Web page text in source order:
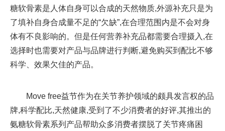
糖软骨素是人体自身可以合成的天然物质,外源补充只是为
了填补自身合成量不足的“欠缺”,在合理范围内是不会对身
体有不良影响的。但是任何营养补充品都需要合理摄入,在
选择时也需要对产品与品牌进行判断,避免购买到配比不够
科学、效果欠佳的产品。
Move free益节作为在关节养护领域的颇具发言权的品
牌,科学配比,天然健康,受到了不少消费者的好评,其推出的
氨糖软骨素系列产品帮助众多消费者摆脱了关节疼痛困